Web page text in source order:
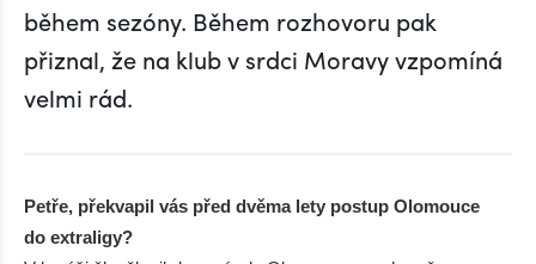
během sezóny. Během rozhovoru pak
přiznal, že na klub v srdci Moravy vzpomíná
velmi rád.
Petře, překvapil vás před dvěma lety postup Olomouce
do extraligy?